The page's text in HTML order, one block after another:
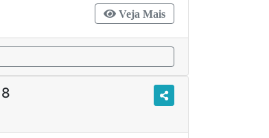
Veja Mais